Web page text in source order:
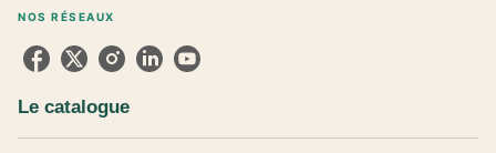
NOS RÉSEAUX
Le catalogue